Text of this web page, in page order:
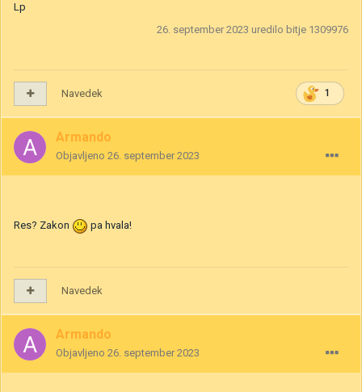
Lp
26. september 2023 uredilo bitje 1309976
1
Navedek
Armando
Objavljeno 26. september 2023
Res? Zakon pa hvala!
Navedek
Armando
Objavljeno 26. september 2023